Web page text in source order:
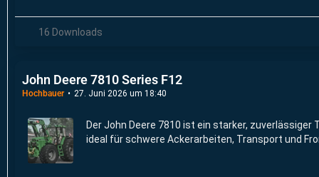
16 Downloads
John Deere 7810 Series F12
Hochbauer 27. Juni 2026 um 18:40
Der John Deere 7810 ist ein starker, zuverlässiger
ideal für schwere Ackerarbeiten, Transport und